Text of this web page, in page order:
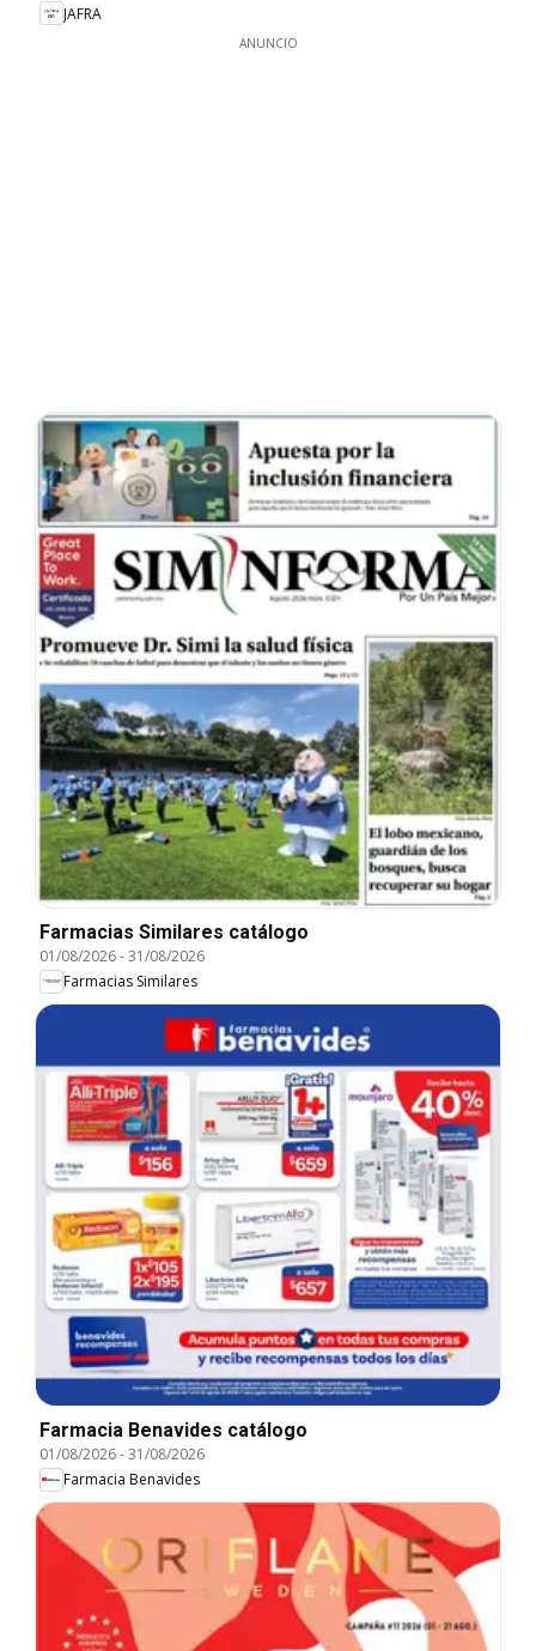
JAFRA
ANUNCIO
Farmacias Similares catálogo
01/08/2026-31/08/2026
Farmacias Similares
Farmacia Benavides catálogo
01/08/2026-31/08/2026
Farmacia Benavides